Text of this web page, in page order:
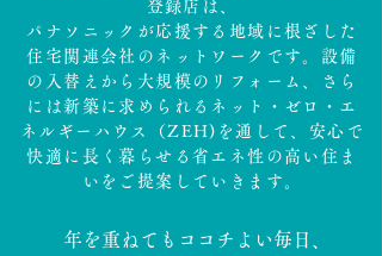
登録店は、
パナソニックが応援する地域に根ざした
住宅関連会社のネットワークです。設備
の入替えから大規模のリフォーム、さら
には新築に求められるネット・ゼロ・エ
ネルギーハウス（ZEH)を通して、安心で
快適に長く暮らせる省エネ性の高い住ま
いをご提案していきます。
年を重ねてもココチよい毎日、